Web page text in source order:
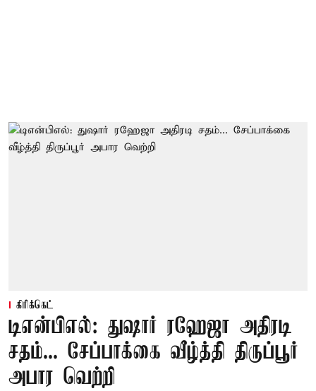
கிரிக்கெட்
டிஎன்பிஎல்: துஷார் ரஹேஜா அதிரடி
சதம்... சேப்பாக்கை வீழ்த்தி திருப்பூர்
அபார வெற்றி